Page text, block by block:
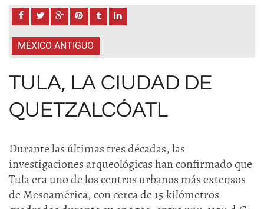
MÉXICO ANTIGUO
TULA, LA CIUDAD DE
QUETZALCÓATL
Durante las últimas tres décadas, las
investigaciones arqueológicas han confirmado que
Tula era uno de los centros urbanos más extensos
de Mesoamérica, con cerca de 15 kilómetros